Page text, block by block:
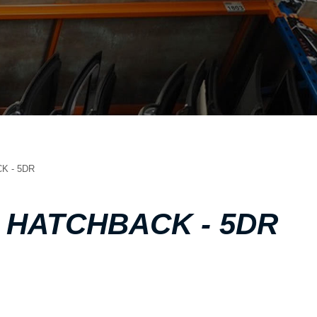
ΣΧΕΤΙΚΑ ΜΕ ΕΜΑΣ
ΥΠΗΡΕΣΙΕΣ
ΟΙ ΕΓΚΑΤΑΣΤΑΣΕΙΣ ΜΑΣ
ΣΥΧΝΕΣ ΕΡΩΤΗΣΕΙΣ
ΑΝΤΑΛΛΑΚΤΙΚΑ ΑΥΤΟΚΙΝΗΤΩΝ
- 5DR
- 5DR